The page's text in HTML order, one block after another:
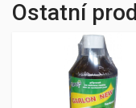
Ostatní